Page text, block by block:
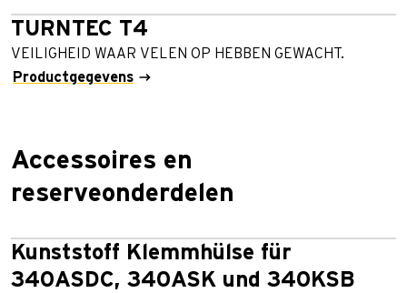
TURNTEC T4
VEILIGHEID WAAR VELEN OP HEBBEN GEWACHT.
Productgegevens
Accessoires en
reserveonderdelen
Kunststoff Klemmhülse für
340ASDC, 340ASK und 340KSB